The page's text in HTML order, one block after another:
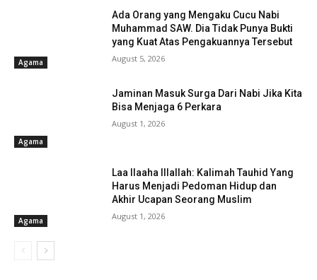
Agama
Ada Orang yang Mengaku Cucu Nabi
Muhammad SAW. Dia Tidak Punya Bukti
yang Kuat Atas Pengakuannya Tersebut
August 5, 2026
Agama
Jaminan Masuk Surga Dari Nabi Jika Kita
Bisa Menjaga 6 Perkara
August 1, 2026
Agama
Laa Ilaaha Illallah: Kalimah Tauhid Yang
Harus Menjadi Pedoman Hidup dan
Akhir Ucapan Seorang Muslim
August 1, 2026